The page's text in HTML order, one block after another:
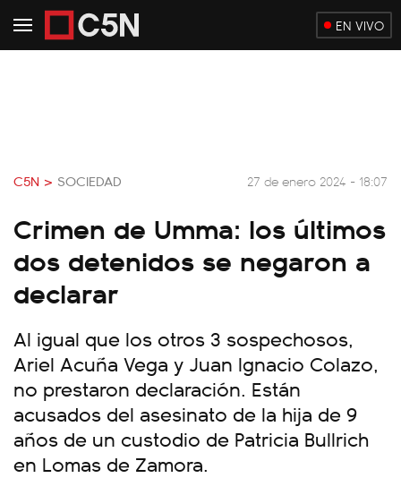
EN VIVO
C5N > SOCIEDAD 27 de enero 2024 - 18:07
Crimen de Umma: los últimos
dos detenidos se negaron a
declarar
Al igual que los otros 3 sospechosos,
Ariel Acuña Vega y Juan Ignacio Colazo,
no prestaron declaración. Están
acusados del asesinato de la hija de 9
años de un custodio de Patricia Bullrich
en Lomas de Zamora.